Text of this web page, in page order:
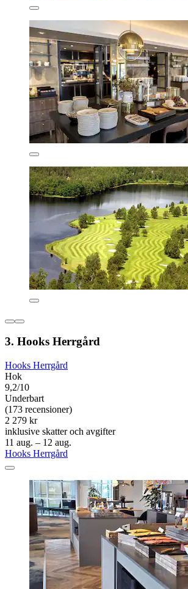
3. Hooks Herrgård
Hooks Herrgård
Hok
9,2/10
Underbart
(173 recensioner)
2 279 kr
inklusive skatter och avgifter
11 aug. – 12 aug.
Hooks Herrgård